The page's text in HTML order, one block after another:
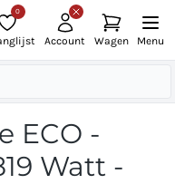
0
Account Wagen Menu
ECO -
Watt -